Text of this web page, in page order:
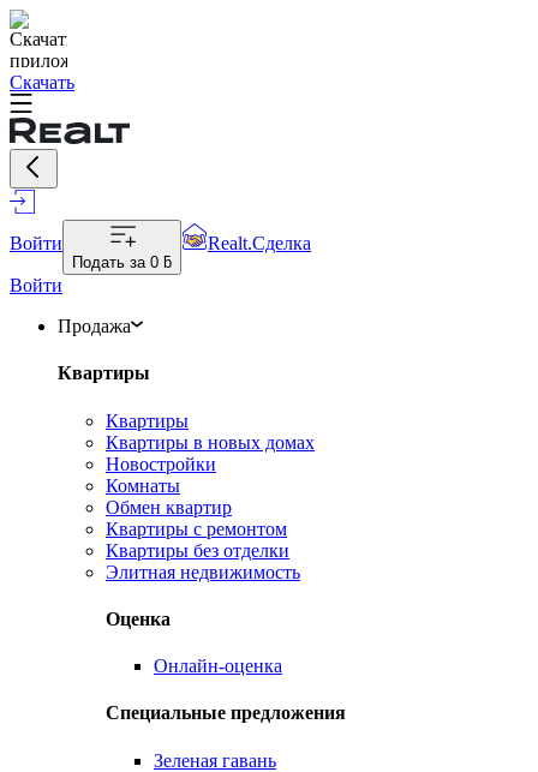
Скачать
Войти
Подать за 0 ƃ
Realt.Сделка
Войти
Продажа
Квартиры
Квартиры
Квартиры в новых домах
Новостройки
Комнаты
Обмен квартир
Квартиры с ремонтом
Квартиры без отделки
Элитная недвижимость
Оценка
Онлайн-оценка
Специальные предложения
Зеленая гавань